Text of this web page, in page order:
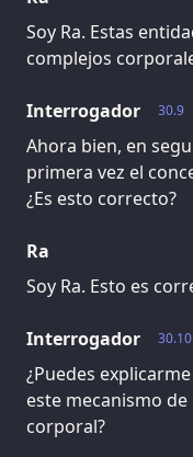
Soy Ra. Estas
complejos
30.9
Interrogador
Ahora bien, en
primera vez el
¿Es esto correcto?
Ra
Soy Ra. Esto es
30.10
Interrogador
¿Puedes
este mecanismo
corporal?